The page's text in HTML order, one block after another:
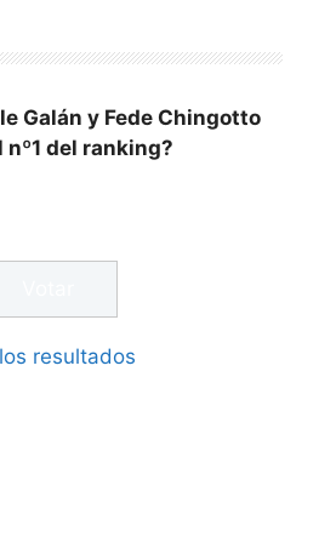
Galán y Fede Chingotto
nº1 del ranking?
resultados